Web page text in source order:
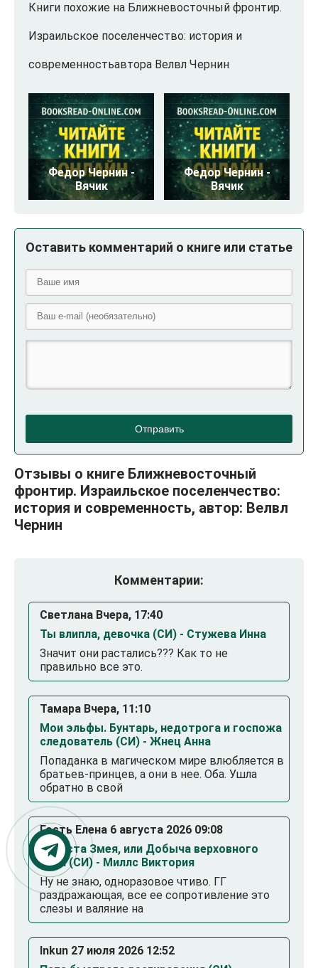
Книги похожие на Ближневосточный фронтир.
Израильское поселенчество: история и
современностьавтора Велвл Чернин
Федор Чернин -
Вячик
Федор Чернин -
Вячик
Оставить комментарий о книге или статье
Отправить
Отзывы о книге Ближневосточный
фронтир. Израильское поселенчество:
история и современность, автор: Велвл
Чернин
Комментарии:
Светлана Вчера, 17:40
Ты влипла, девочка (СИ) - Стужева Инна
Значит они растались??? Как то не
правильно все это.
Тамара Вчера, 11:10
Мои эльфы. Бунтарь, недотрога и госпожа
следователь (СИ) - Жнец Анна
Попаданка в магическом мире влюбляется в
братьев-принцев, а они в нее. Оба. Ушла
обратно в свой
Гость Елена 6 августа 2026 09:08
Невеста Змея, или Добыча верховного
Нага (СИ) - Миллс Виктория
Ну не знаю, одноразовое чтиво. ГГ
раздражающая, все ее сопротивление это
слезы и валяние на
Inkun 27 июля 2026 12:52